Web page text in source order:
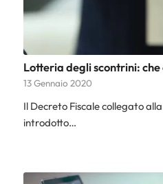
Lotteria degli scontrini: che
13 Gennaio 2020
Il Decreto Fiscale collegato
introdotto…